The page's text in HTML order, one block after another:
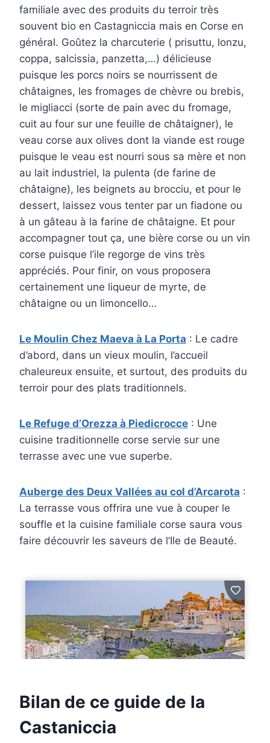
familiale avec des produits du terroir très
souvent bio en Castagniccia mais en Corse en
général. Goûtez la charcuterie ( prisuttu, lonzu,
coppa, salcissia, panzetta,…) délicieuse
puisque les porcs noirs se nourrissent de
châtaignes, les fromages de chèvre ou brebis,
le migliacci (sorte de pain avec du fromage,
cuit au four sur une feuille de châtaigner), le
veau corse aux olives dont la viande est rouge
puisque le veau est nourri sous sa mère et non
au lait industriel, la pulenta (de farine de
châtaigne), les beignets au brocciu, et pour le
dessert, laissez vous tenter par un fiadone ou
à un gâteau à la farine de châtaigne. Et pour
accompagner tout ça, une bière corse ou un vin
corse puisque l’ile regorge de vins très
appréciés. Pour finir, on vous proposera
certainement une liqueur de myrte, de
châtaigne ou un limoncello…
Le Moulin Chez Maeva à La Porta : Le cadre
d’abord, dans un vieux moulin, l’accueil
chaleureux ensuite, et surtout, des produits du
terroir pour des plats traditionnels.
Le Refuge d’Orezza à Piedicrocce : Une
cuisine traditionnelle corse servie sur une
terrasse avec une vue superbe.
Auberge des Deux Vallées au col d’Arcarota :
La terrasse vous offrira une vue à couper le
souffle et la cuisine familiale corse saura vous
faire découvrir les saveurs de l’Ile de Beauté.
Bilan de ce guide de la
Castaniccia